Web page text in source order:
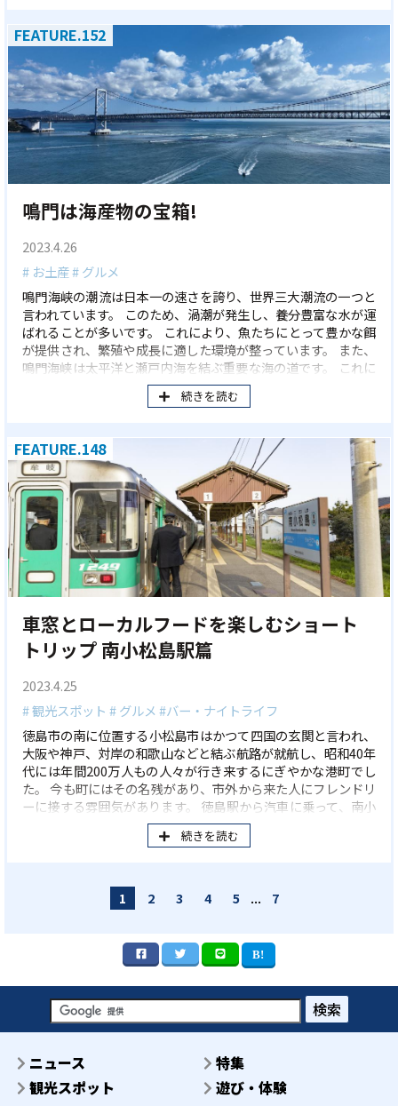
月24日を「とくしま藍の日」と定め、7月を「とくしま藍推進
月間」として、さまざまなイベントを通して藍の魅力発信に取
り組んでいます。
FEATURE.152
鳴門は海産物の宝箱!
2023.4.26
# お土産# グルメ
鳴門海峡の潮流は日本一の速さを誇り、世界三大潮流の一つと
言われています。 このため、渦潮が発生し、養分豊富な水が運
ばれることが多いです。 これにより、魚たちにとって豊かな餌
が提供され、繁殖や成長に適した環境が整っています。 また、
鳴門海峡は太平洋と瀬戸内海を結ぶ重要な海の道です。 これに
より、多様な魚種が集まりやすくなっていおり、 海流が多様な
魚の餌を運ぶ役割も果たし、魚たちが栄養豊富な環境で育ちま
伝承されており、 地元の漁師たちは美味しい魚を獲るための独
自のノウハウを持っています。
続きを読む
FEATURE.148
車窓とローカルフードを楽しむショート
トリップ 南小松島駅篇
2023.4.25
# 観光スポット # グルメ#バー・ナイトライフ
徳島市の南に位置する小松島市はかつて四国の玄関と言われ、
大阪や神戸、対岸の和歌山などと結ぶ航路が就航し、昭和40年
代には年間200万人もの人々が行き来するにぎやかな港町でし
た。 今も町にはその名残があり、市外から来た人にフレンドリ
ーに接する雰囲気があります。 徳島駅から汽車に乗って、南小
松島駅に向かって小旅行に出かけてみましょう。
続きを読む
1 2 3 4 5 ... 7
検索
ニュース
特集
観光スポット
遊び・体験